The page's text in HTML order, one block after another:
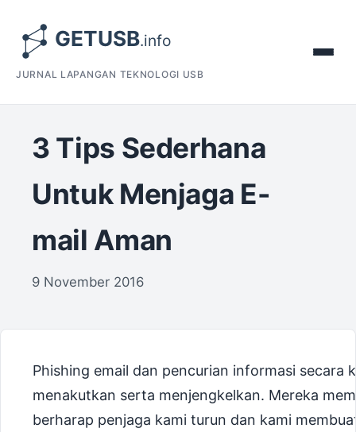
JURNAL LAPANGAN TEKNOLOGI USB
3 Tips Sederhana
Untuk Menjaga E-
mail Aman
9 November 2016
Phishing email dan pencurian informasi secara
menakutkan serta menjengkelkan. Mereka
berharap penjaga kami turun dan kami